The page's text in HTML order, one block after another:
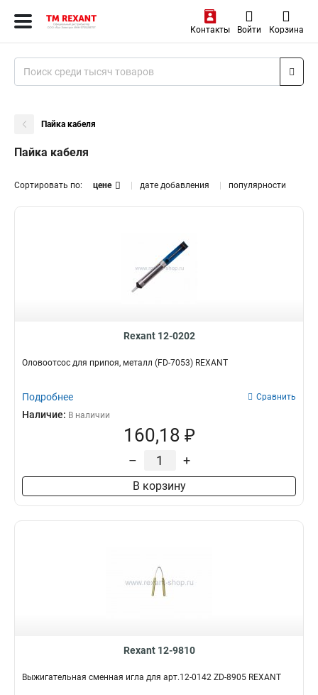
Контакты Войти Корзина
Пайка кабеля
Пайка кабеля
Сортировать по: цене дате добавления популярности
Rexant 12-0202
Оловоотсос для припоя, металл (FD-7053) REXANT
Подробнее Сравнить
Наличие: В наличии
160,18 ₽
– +
В корзину
Rexant 12-9810
Выжигательная сменная игла для арт.12-0142 ZD-8905 REXANT